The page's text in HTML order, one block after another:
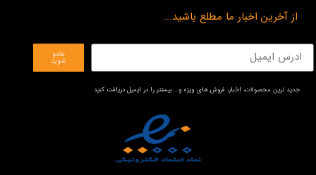
از آخرین اخبار ما مطلع باشید...
عضو
شوید
جدید ترین محصولات، اخبار، فروش های ویژه و… بیستتر را در ایمیل دریافت کنید